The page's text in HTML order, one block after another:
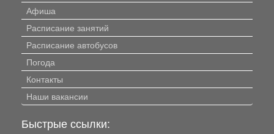
Афиша
Расписание занятий
Расписание автобусов
Погода
Контакты
Наши вакансии
Быстрые ссылки: